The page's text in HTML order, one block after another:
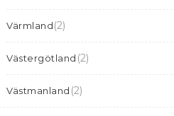
Värmland(2)
Västergötland (2)
Västmanland (2)